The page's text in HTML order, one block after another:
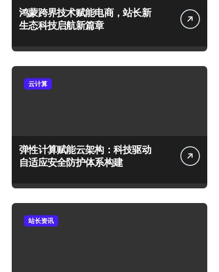
鸿蒙跨界技术赋能电商，站长新
生态科技启航新篇章
云计算
弹性计算赋能云架构：科技驱动
自适应安全防护体系构建
站长资讯